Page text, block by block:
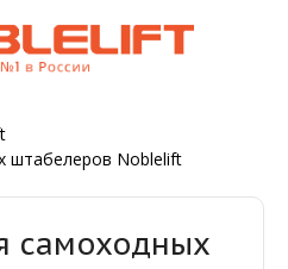
штабелеров Noblelift
самоходных